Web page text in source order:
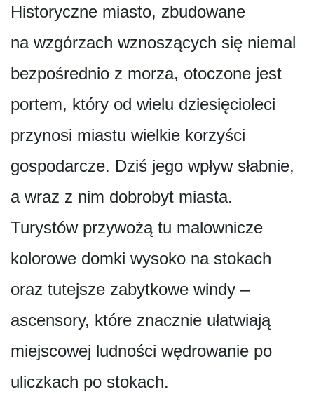
Historyczne miasto, zbudowane
na wzgórzach wznoszących się niemal
bezpośrednio z morza, otoczone jest
portem, który od wielu dziesięcioleci
przynosi miastu wielkie korzyści
gospodarcze. Dziś jego wpływ słabnie,
a wraz z nim dobrobyt miasta.
Turystów przywożą tu malownicze
kolorowe domki wysoko na stokach
oraz tutejsze zabytkowe windy –
ascensory, które znacznie ułatwiają
miejscowej ludności wędrowanie po
uliczkach po stokach.